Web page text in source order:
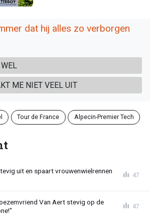
dat hij alles zo verborgen
ME NIET VEEL UIT
Tour de France Alpecin-Premier Tech
uit en spaart vrouwenwielrennen
47
Van Aert stevig op de
47